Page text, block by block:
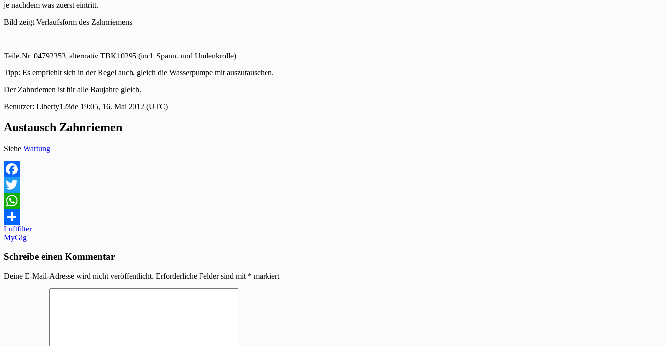
je nachdem was zuerst eintritt.
Bild zeigt Verlaufsform des Zahnriemens:
Teile-Nr. 04792353, alternativ TBK10295 (incl. Spann- und Umlenkrolle)
Tipp: Es empfiehlt sich in der Regel auch, gleich die Wasserpumpe mit auszutauschen.
Der Zahnriemen ist für alle Baujahre gleich.
Benutzer: Liberty123de 19:05, 16. Mai 2012 (UTC)
Austausch Zahnriemen
Siehe Wartung
Facebook
Twitter
WhatsApp
Teilen
Beitragsnavigation
Luftfilter
MyGig
Schreibe einen Kommentar
Deine E-Mail-Adresse wird nicht veröffentlicht. Erforderliche Felder sind mit * markiert